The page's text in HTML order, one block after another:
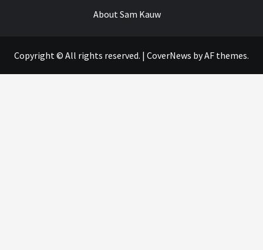
About Sam Kauw
Copyright © All rights reserved. | CoverNews by AF themes.